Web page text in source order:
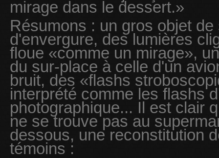
mirage dans le dessert.»
Résumons : un gros objet
d'envergure, des lumières
floue «comme un mirage»,
du sur-place à celle d'un
bruit, des «flashs
interprété comme les flashs
photographique... Il est clair
ne se trouve pas au
dessous, une reconstitution
témoins :